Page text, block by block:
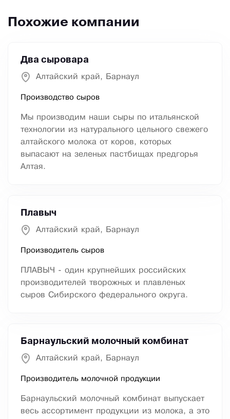
Похожие компании
Два сыровара
Алтайский край, Барнаул
Производство сыров
Мы производим наши сыры по итальянской
технологии из натурального цельного свежего
алтайского молока от коров, которых
выпасают на зеленых пастбищах предгорья
Алтая.
Плавыч
Алтайский край, Барнаул
Производитель сыров
ПЛАВЫЧ - один крупнейших российских
производителей творожных и плавленых
сыров Сибирского федерального округа.
Барнаульский молочный комбинат
Алтайский край, Барнаул
Производитель молочной продукции
Барнаульский молочный комбинат выпускает
весь ассортимент продукции из молока, а это